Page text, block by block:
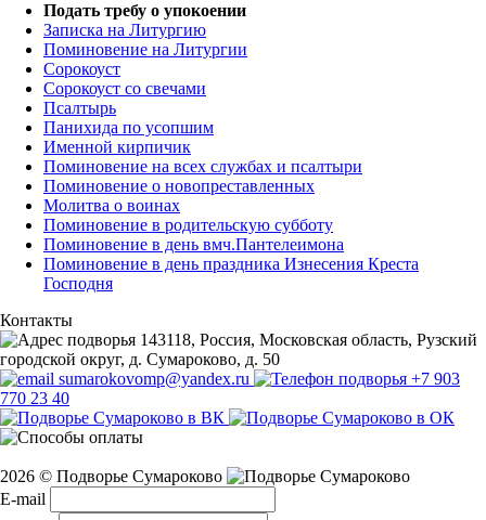
Подать требу о упокоении
Записка на Литургию
Поминовение на Литургии
Сорокоуст
Сорокоуст со свечами
Псалтырь
Панихида по усопшим
Именной кирпичик
Поминовение на всех службах и псалтыри
Поминовение о новопреставленных
Молитва о воинах
Поминовение в родительскую субботу
Поминовение в день вмч.Пантелеимона
Поминовение в день праздника Изнесения Креста
Господня
Контакты
143118, Россия, Московская область, Рузский
городской округ, д. Сумароково, д. 50
sumarokovomp@yandex.ru
+7 903
770 23 40
2026 © Подворье Сумароково
E-mail